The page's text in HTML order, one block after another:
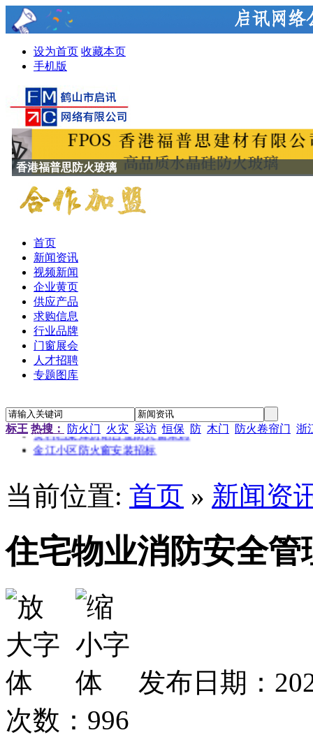
设为首页 收藏本页
手机版
香港福普思防火玻璃
首页
新闻资讯
视频新闻
企业黄页
供应产品
求购信息
行业品牌
门窗展会
人才招聘
专题图库
标王 热搜： 防火门 火灾 采访 恒保 防 木门 防火卷帘门 浙
“新居工程”塑钢门窗工程施工招标公告
江苏省农科院农产品孵化中心招待楼铝合金门窗工程招
南京通信研发基地防火门窗采购
资料档案库房铝合金防火窗采购
金江小区防火窗安装招标
当前位置: 首页 » 新闻资
住宅物业消防安全管
发布日期：
次数： 996